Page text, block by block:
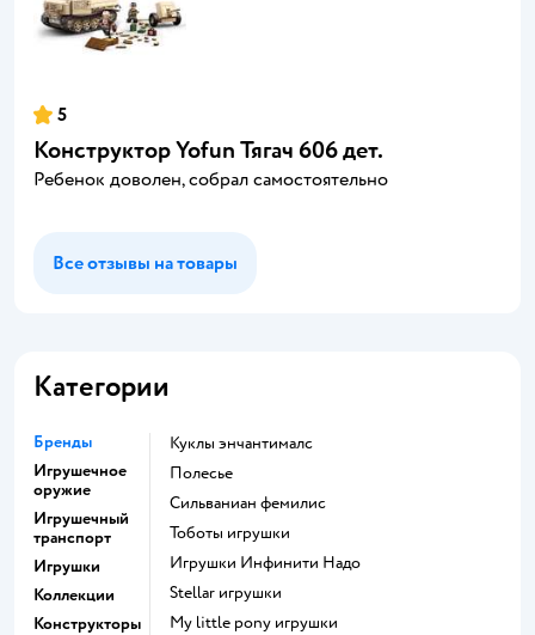
5
Конструктор Yofun Тягач 606 дет.
Ребенок доволен, собрал самостоятельно
Все отзывы на товары
Категории
Бренды
Игрушечное
оружие
Игрушечный
транспорт
Игрушки
Коллекции
Конструкторы
Куклы энчантималс
Полесье
Сильваниан фемилис
Тоботы игрушки
Игрушки Инфинити Надо
Stellar игрушки
my little pony игрушки